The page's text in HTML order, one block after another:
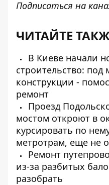
Подписаться на
ЧИТАЙТЕ
В Киеве начали
строительство: под
конструкции -
ремонт
Проезд
мостом откроют в
курсировать по
метротрам, еще не
Ремонт
из-за разбитых
разобрать